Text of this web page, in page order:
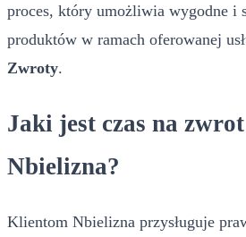
proces, który umożliwia wygodne i
produktów w ramach oferowanej
Zwroty.
Jaki jest czas na
Nbielizna?
Klientom Nbielizna przysługuje